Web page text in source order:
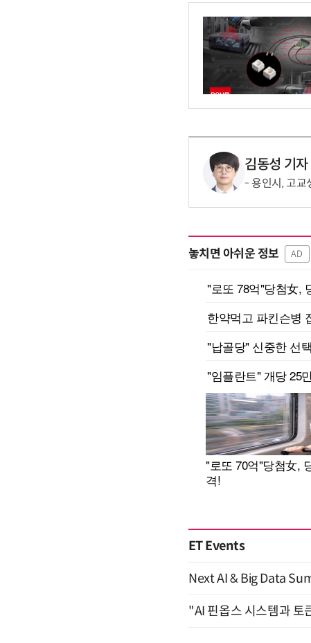
김동성 기자
용인시, 고
놓치면 아쉬운 정보 AD
ET Events
Next AI & Big Data
"AI 핀옵스 시스템과 토